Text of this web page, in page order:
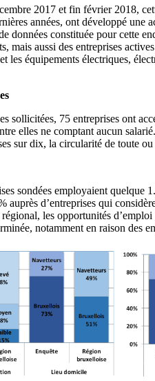
2017 et fin février 2018,
années, ont développé
données constituée pour cette
mais aussi des entreprises
les équipements électriques,
sollicitées, 75 entreprises ont
elles ne comptant aucun
sur dix, la circularité de toute
sondées employaient quelque
auprès d’entreprises qui
les opportunités
notamment en raison des